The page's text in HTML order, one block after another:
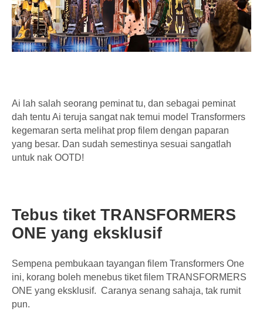
Ai lah salah seorang peminat tu, dan sebagai peminat
dah tentu Ai teruja sangat nak temui model Transformers
kegemaran serta melihat prop filem dengan paparan
yang besar. Dan sudah semestinya sesuai sangatlah
untuk nak OOTD!
Tebus tiket TRANSFORMERS
ONE yang eksklusif
Sempena pembukaan tayangan filem Transformers One
ini, korang boleh menebus tiket filem TRANSFORMERS
ONE yang eksklusif. Caranya senang sahaja, tak rumit
pun.